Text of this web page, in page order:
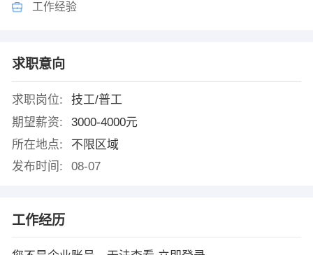
工作经验
求职意向
求职岗位:
技工/普工
期望薪资:
3000-4000元
所在地点:
不限区域
发布时间:
08-07
工作经历